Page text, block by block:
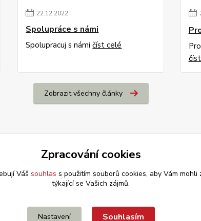
22.12.2022
Spolupráce s námi
Spolupracuj s námičíst celé
Zobrazit všechny články
Zpracování cookies
Váš souhlas s použitím souborů cookies, aby Vám
týkající se Vašich zájmů.
Nastavení Souhlasím